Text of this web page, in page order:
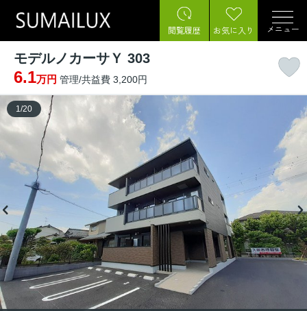
閲覧履歴 お気に入り メニュー
モデルノカーサＹ 303
6.1万円 管理/共益費 3,200円
1 /20